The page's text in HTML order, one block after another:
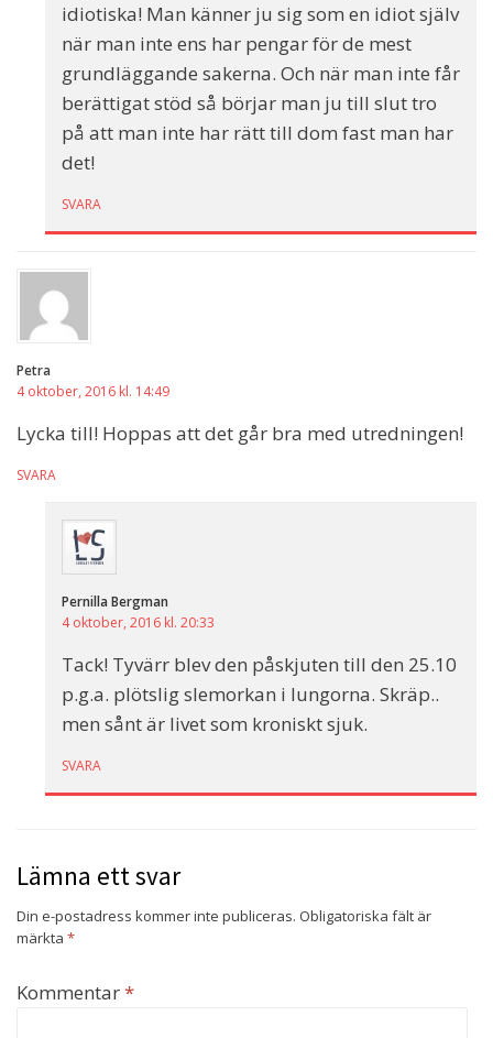
idiotiska! Man känner ju sig som en idiot själv
när man inte ens har pengar för de mest
grundläggande sakerna. Och när man inte får
berättigat stöd så börjar man ju till slut tro
på att man inte har rätt till dom fast man har
det!
SVARA
Petra
4 oktober, 2016 kl. 14:49
Lycka till! Hoppas att det går bra med utredningen!
SVARA
Pernilla Bergman
4 oktober, 2016 kl. 20:33
Tack! Tyvärr blev den påskjuten till den 25.10
p.g.a. plötslig slemorkan i lungorna. Skräp..
men sånt är livet som kroniskt sjuk.
SVARA
Lämna ett svar
Din e-postadress kommer inte publiceras. Obligatoriska fält är
märkta *
Kommentar*